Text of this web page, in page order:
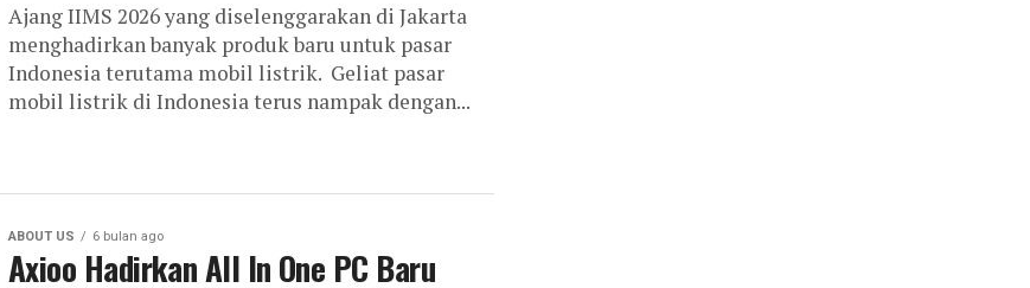
Ajang IIMS 2026 yang diselenggarakan di Jakarta
menghadirkan banyak produk baru untuk pasar
Indonesia terutama mobil listrik. Geliat pasar
mobil listrik di Indonesia terus nampak dengan...
ABOUT US 6 bulan ago
Axioo Hadirkan All In One PC Baru